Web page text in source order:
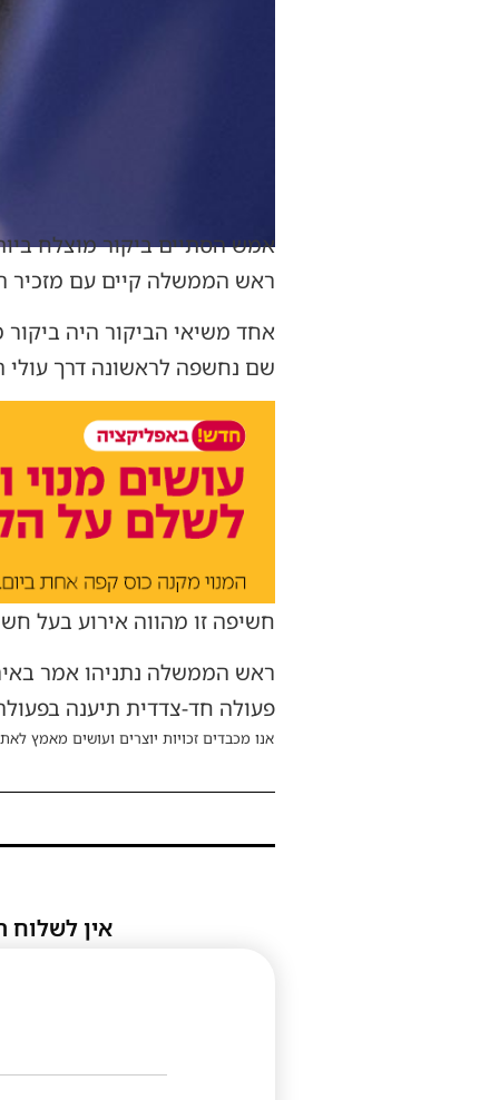
אמש הסתיים ביקור מוצלח
ראש הממשלה קיים עם מזכיר
‏אחד משיאי הביקור היה
שם נחשפה לראשונה דרך
חשיפה זו מהווה אירוע בעל
‏ראש הממשלה נתניהו אמר
פעולה חד-צדדית תיענה
אנו מכבדים זכויות יוצרים ועושים מאמץ
אין לשלוח